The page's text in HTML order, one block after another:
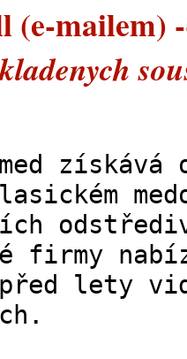
(e-mailem)
získává
firmy
před lety